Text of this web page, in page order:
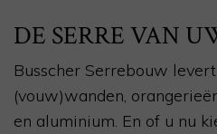
DE SERRE VAN
Busscher Serrebouw
(vouw)wanden,
en aluminium. En of u nu